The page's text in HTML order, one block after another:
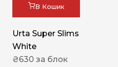
В Кошик
Urta Super Slims
White
₴630 за блок